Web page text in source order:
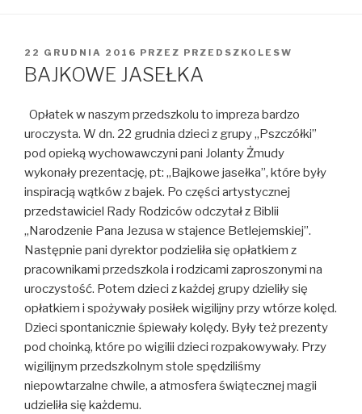
OPUBLIKOWANE
W
22 GRUDNIA 2016 PRZEZ PRZEDSZKOLESW
BAJKOWE JASEŁKA
Opłatek w naszym przedszkolu to impreza bardzo
uroczysta. W dn. 22 grudnia dzieci z grupy „Pszczółki”
pod opieką wychowawczyni pani Jolanty Żmudy
wykonały prezentację, pt: „Bajkowe jasełka”, które były
inspiracją wątków z bajek. Po części artystycznej
przedstawiciel Rady Rodziców odczytał z Biblii
„Narodzenie Pana Jezusa w stajence Betlejemskiej”.
Następnie pani dyrektor podzieliła się opłatkiem z
pracownikami przedszkola i rodzicami zaproszonymi na
uroczystość. Potem dzieci z każdej grupy dzieliły się
opłatkiem i spożywały posiłek wigilijny przy wtórze kolęd.
Dzieci spontanicznie śpiewały kolędy. Były też prezenty
pod choinką, które po wigilii dzieci rozpakowywały. Przy
wigilijnym przedszkolnym stole spędziliśmy
niepowtarzalne chwile, a atmosfera świątecznej magii
udzieliła się każdemu.